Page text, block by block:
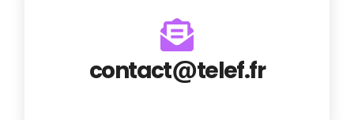
contact telef.fr